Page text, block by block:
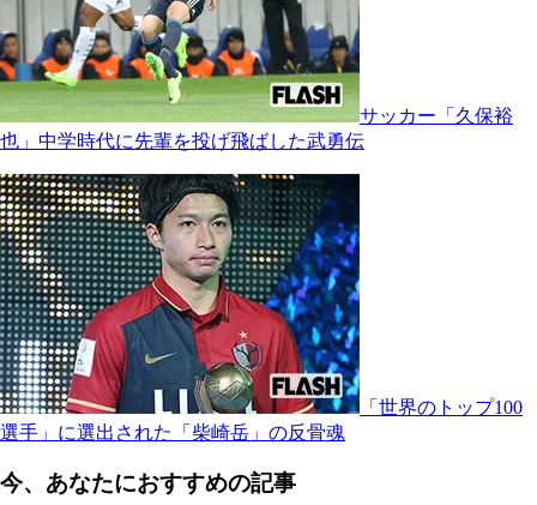
サッカー「久保裕
也」中学時代に先輩を投げ飛ばした武勇伝
「世界のトップ100
選手」に選出された「柴崎岳」の反骨魂
今、あなたにおすすめの記事